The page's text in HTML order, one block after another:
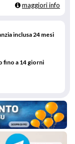
maggiori info
inclusa 24 mesi
fino a 14 giorni